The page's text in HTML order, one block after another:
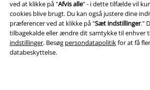
ved at klikke på "Afvis alle" - i dette tilfælde vil
cookies blive brugt. Du kan også justere dine
præferencer ved at klikke på "Sæt indstillinger."
tilbagekalde eller ændre dit samtykke til enhver
indstillinger. Besøg persondatapolitikfor at få
databeskyttelse.